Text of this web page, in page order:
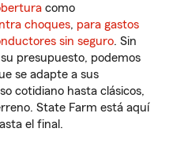
como
choques, para gastos
sin seguro. Sin
presupuesto, podemos
se adapte a sus
cotidiano hasta clásicos,
State Farm está aquí
el final.